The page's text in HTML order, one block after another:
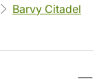
Barvy Citadel